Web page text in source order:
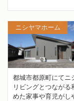
都城市都原町にてニ
リビングとつながる
めた家事や育児がし
ニシヤマホーム